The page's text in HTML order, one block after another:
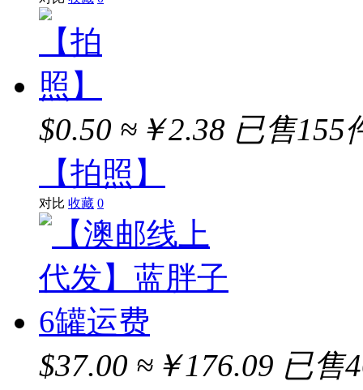
$0.50 ≈￥2.38 已售155
【拍照】
对比 收藏 0
$37.00 ≈￥176.09 已售